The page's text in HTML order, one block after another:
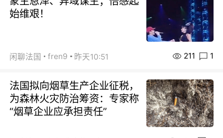
始维艰！
闲聊法国 fren9 昨天10:51 211 1
法国拟向烟草生产企业征税，
为森林火灾防治筹资：专家称
“烟草企业应承担责任”